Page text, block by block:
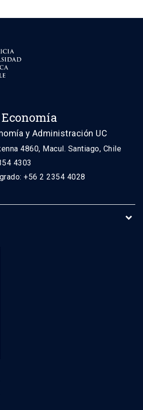
y Administración UC
4860, Macul. Santiago, Chile
4303
+56 2 2354 4028